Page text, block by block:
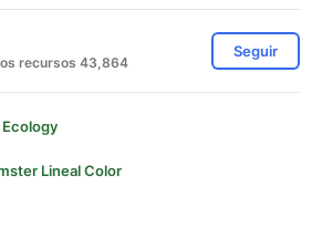
recursos 43,864
Seguir
Ecology
Lineal Color